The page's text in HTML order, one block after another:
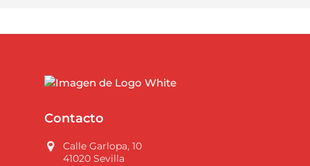
permite ajustar muy bien el empeine.
Contacto
Calle Garlopa, 10
41020 Sevilla